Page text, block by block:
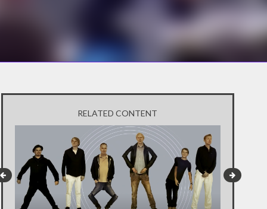
RELATED CONTENT